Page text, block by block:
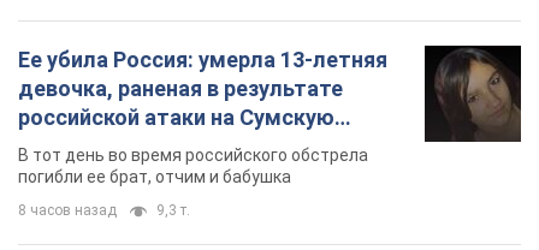
Ее убила Россия: умерла 13-летняя
девочка, раненая в результате
российской атаки на Сумскую
область. Фото
В тот день во время российского обстрела
погибли ее брат, отчим и бабушка
8 часов назад 9,3 т.